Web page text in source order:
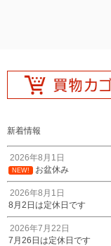
新着情報
2026年8月1日
NEW! お盆休み
2026年8月1日
8月2日は定休日です
2026年7月22日
7月26日は定休日です